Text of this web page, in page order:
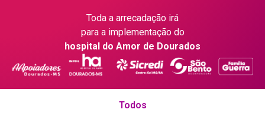
Toda a arrecadação irá
para a implementação do
hospital do Amor de Dourados
Todos